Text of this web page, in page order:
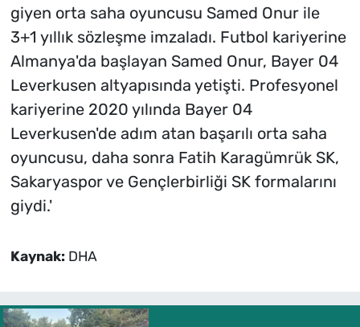
giyen orta saha oyuncusu Samed Onur ile
3+1 yıllık sözleşme imzaladı. Futbol kariyerine
Almanya'da başlayan Samed Onur, Bayer 04
Leverkusen altyapısında yetişti. Profesyonel
kariyerine 2020 yılında Bayer 04
Leverkusen'de adım atan başarılı orta saha
oyuncusu, daha sonra Fatih Karagümrük SK,
Sakaryaspor ve Gençlerbirliği SK formalarını
giydi.'
Kaynak: DHA